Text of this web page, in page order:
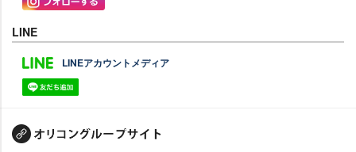
LINE
LINEアカウントメディア